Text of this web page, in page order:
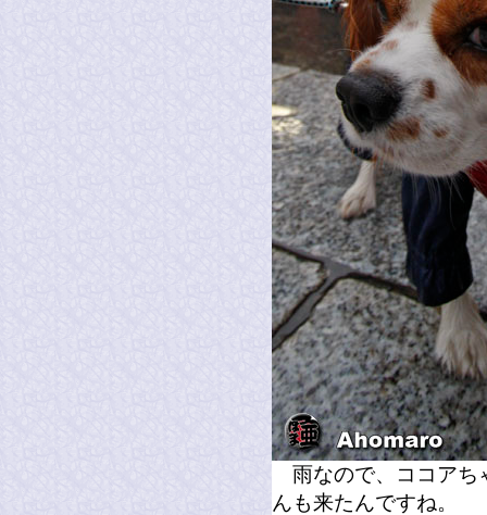
雨なので、ココアち
んも来たんですね。